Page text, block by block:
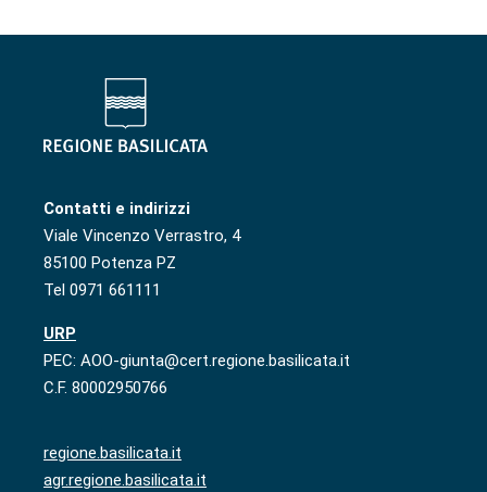
Contatti e indirizzi
Viale Vincenzo Verrastro, 4
85100 Potenza PZ
Tel 0971 661111
URP
PEC: AOO-giunta@cert.regione.basilicata.it
C.F. 80002950766
regione.basilicata.it
agr.regione.basilicata.it